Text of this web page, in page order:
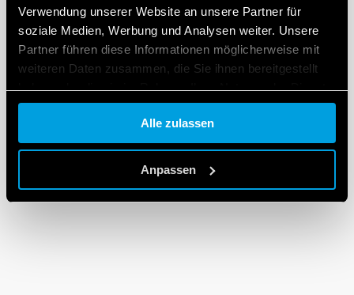
Verwendung unserer Website an unsere Partner für
soziale Medien, Werbung und Analysen weiter. Unsere
Partner führen diese Informationen möglicherweise mit
weiteren Daten zusammen, die Sie ihnen bereitgestellt
haben oder die sie im Rahmen Ihrer Nutzung der Dienste
gesammelt haben.
Cookie policy.
Alle zulassen
Anpassen